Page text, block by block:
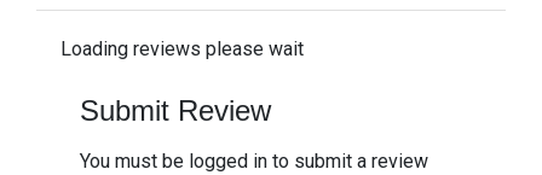
Loading reviews please wait
Submit Review
You must be logged in to submit a review